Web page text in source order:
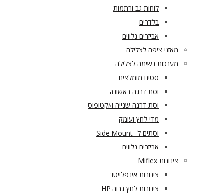
לוחות גב ורתמות
בלדרים
אביזרים נלווים
מאזני ציפה לצלילה
מערכות נשימה לצלילה
סטים מומלצים
וסת דרגה ראשונה
וסת דרגה שנייה ואקטופוס
מדי לחץ ועומק
וסתים ל- Side Mount
אביזרים נלווים
צינורות Miflex
צינורות אינפלייטור
צינורות לחץ גבוה HP